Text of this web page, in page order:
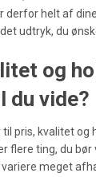
derfor helt af
udtryk, du
og
du vide?
pris, kvalitet og
flere ting, du
variere meget